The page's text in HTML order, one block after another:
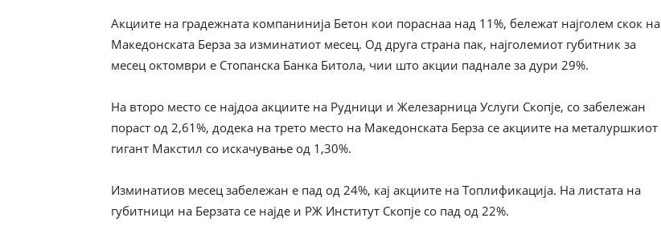
Акциите на градежната компанинија Бетон кои пораснаа над 11%, бележат најголем скок на
Македонската Берза за изминатиот месец. Од друга страна пак, најголемиот губитник за
месец октомври е Стопанска Банка Битола, чии што акции паднале за дури 29%.
На второ место се најдоа акциите на Рудници и Железарница Услуги Скопје, со забележан
пораст од 2,61%, додека на трето место на Македонската Берза се акциите на металуршкиот
гигант Макстил со искачување од 1,30%.
Изминатиов месец забележан е пад од 24%, кај акциите на Топлификација. На листата на
губитници на Берзата се најде и РЖ Институт Скопје со пад од 22%.